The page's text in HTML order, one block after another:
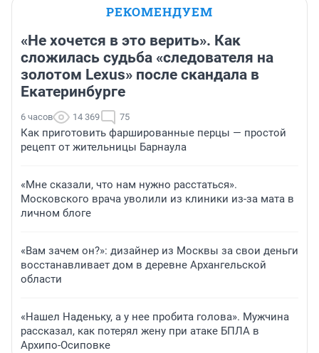
РЕКОМЕНДУЕМ
«Не хочется в это верить». Как
сложилась судьба «следователя на
золотом Lexus» после скандала в
Екатеринбурге
6 часов 14 369 75
Как приготовить фаршированные перцы — простой
рецепт от жительницы Барнаула
«Мне сказали, что нам нужно расстаться».
Московского врача уволили из клиники из-за мата в
личном блоге
«Вам зачем он?»: дизайнер из Москвы за свои деньги
восстанавливает дом в деревне Архангельской
области
«Нашел Наденьку, а у нее пробита голова». Мужчина
рассказал, как потерял жену при атаке БПЛА в
Архипо-Осиповке